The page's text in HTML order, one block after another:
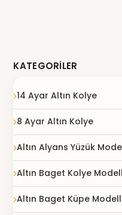
KATEGORILER
14 Ayar Altın Kolye
8 Ayar Altın Kolye
Altın Alyans Yüzük
Altın Baget Kolye
Altın Baget Küpe